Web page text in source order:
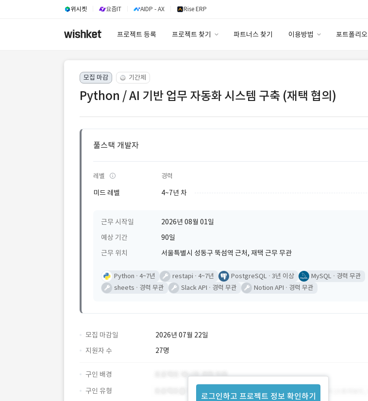
위시켓 요즘IT AIDP - AX Rise ERP
프로젝트 등록 프로젝트 찾기 파트너스 찾기 이용방법 포트폴리오
이용요금
고객센터
모집 마감 기간제
Python / AI 기반 업무 자동화 시스템 구축 (재택 협의)
풀스택 개발자
레벨 경력
미드 레벨 4~7년 차
근무 시작일
2026년 08월 01일
예상 기간
90일
근무 위치
서울특별시 성동구 뚝섬역 근처, 재택 근무 무관
Python 4~7년 restapi 4~7년 PostgreSQL 3년 이상 MySQL
경력 무관
sheets
경력 무관 Slack API 경력 무관 Notion API 경력 무관
모집 마감일
2026년 07월 22일
지원자 수
27명
로그인하고 프로젝트 정보 확인하기
구인 배경
구인 유형